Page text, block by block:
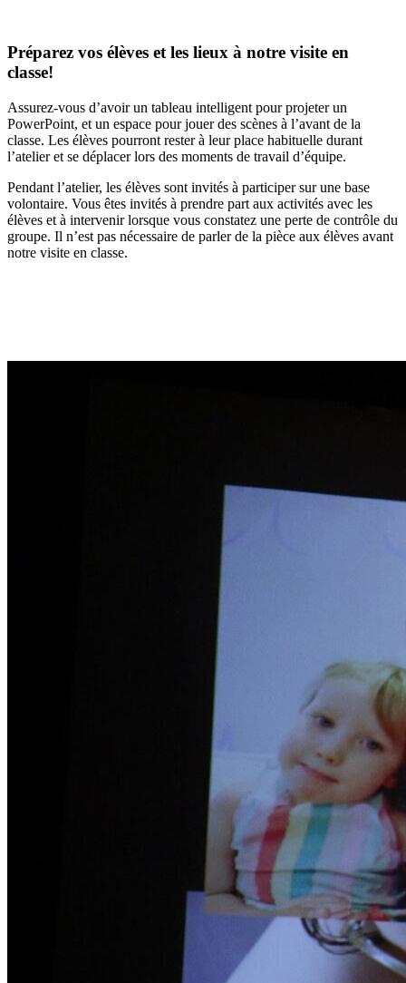
Préparez vos élèves et les lieux à notre visite en
classe!
Assurez-vous d’avoir un tableau intelligent pour projeter un
PowerPoint, et un espace pour jouer des scènes à l’avant de la
classe. Les élèves pourront rester à leur place habituelle durant
l’atelier et se déplacer lors des moments de travail d’équipe.
Pendant l’atelier, les élèves sont invités à participer sur une base
volontaire. Vous êtes invités à prendre part aux activités avec les
élèves et à intervenir lorsque vous constatez une perte de contrôle du
groupe. Il n’est pas nécessaire de parler de la pièce aux élèves avant
notre visite en classe.